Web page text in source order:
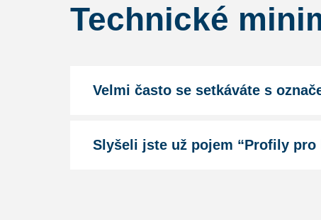
Technické
Velmi často se setkáváte s
Slyšeli jste už pojem “Profily